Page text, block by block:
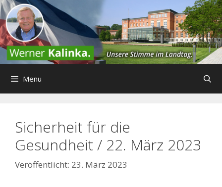
Zum
Inhalt
springen
Menu
Sicherheit für die
Gesundheit / 22. März 2023
23. März 2023